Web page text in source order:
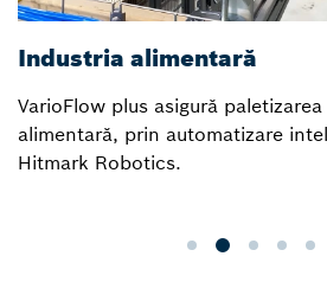
Industria alimentară
VarioFlow plus asigură
alimentară, prin automatizare
Hitmark Robotics.